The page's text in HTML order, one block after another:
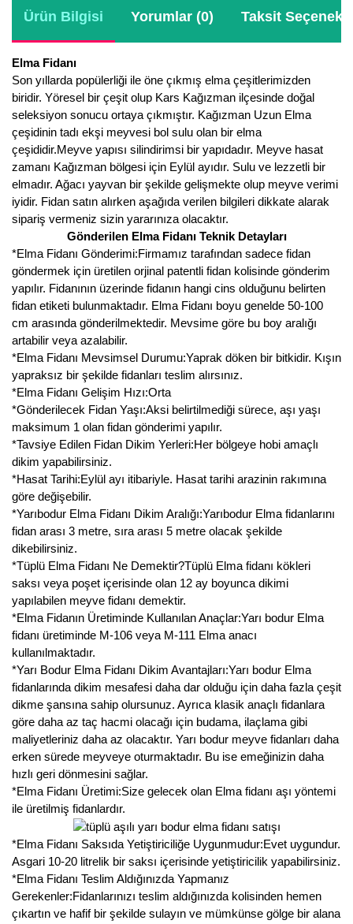
Ürün Bilgisi Yorumlar (0) Taksit
Elma Fidanı
Son yıllarda popülerliği ile öne çıkmış elma çeşitlerimizden
biridir. Yöresel bir çeşit olup Kars Kağızman ilçesinde doğal
seleksiyon sonucu ortaya çıkmıştır. Kağızman Uzun Elma
çeşidinin tadı ekşi meyvesi bol sulu olan bir elma
çeşididir.Meyve yapısı silindirimsi bir yapıdadır. Meyve hasat
zamanı Kağızman bölgesi için Eylül ayıdır. Sulu ve lezzetli bir
elmadır. Ağacı yayvan bir şekilde gelişmekte olup meyve verimi
iyidir. Fidan satın alırken aşağıda verilen bilgileri dikkate alarak
sipariş vermeniz sizin yararınıza olacaktır.
Gönderilen Elma Fidanı Teknik Detayları
*Elma Fidanı Gönderimi:Firmamız tarafından sadece fidan
göndermek için üretilen orjinal patentli fidan kolisinde gönderim
yapılır. Fidanının üzerinde fidanın hangi cins olduğunu belirten
fidan etiketi bulunmaktadır. Elma Fidanı boyu genelde 50-100
cm arasında gönderilmektedir. Mevsime göre bu boy aralığı
artabilir veya azalabilir.
*Elma Fidanı Mevsimsel Durumu:Yaprak döken bir bitkidir. Kışın
yapraksız bir şekilde fidanları teslim alırsınız.
*Elma Fidanı Gelişim Hızı:Orta
*Gönderilecek Fidan Yaşı:Aksi belirtilmediği sürece, aşı yaşı
maksimum 1 olan fidan gönderimi yapılır.
*Tavsiye Edilen Fidan Dikim Yerleri:Her bölgeye hobi amaçlı
dikim yapabilirsiniz.
*Hasat Tarihi:Eylül ayı itibariyle. Hasat tarihi arazinin rakımına
göre değişebilir.
*Yarıbodur Elma Fidanı Dikim Aralığı:Yarıbodur Elma fidanlarını
fidan arası 3 metre, sıra arası 5 metre olacak şekilde
dikebilirsiniz.
*Tüplü Elma Fidanı Ne Demektir?Tüplü Elma fidanı kökleri
saksı veya poşet içerisinde olan 12 ay boyunca dikimi
yapılabilen meyve fidanı demektir.
*Elma Fidanın Üretiminde Kullanılan Anaçlar:Yarı bodur Elma
fidanı üretiminde M-106 veya M-111 Elma anacı
kullanılmaktadır.
*Yarı Bodur Elma Fidanı Dikim Avantajları:Yarı bodur Elma
fidanlarında dikim mesafesi daha dar olduğu için daha fazla çeşit
dikme şansına sahip olursunuz. Ayrıca klasik anaçlı fidanlara
göre daha az taç hacmi olacağı için budama, ilaçlama gibi
maliyetleriniz daha az olacaktır. Yarı bodur meyve fidanları daha
erken sürede meyveye oturmaktadır. Bu ise emeğinizin daha
hızlı geri dönmesini sağlar.
*Elma Fidanı Üretimi:Size gelecek olan Elma fidanı aşı yöntemi
ile üretilmiş fidanlardır.
*Elma Fidanı Saksıda Yetiştiriciliğe Uygunmudur:Evet uygundur.
Asgari 10-20 litrelik bir saksı içerisinde yetiştiricilik yapabilirsiniz.
*Elma Fidanı Teslim Aldığınızda Yapmanız
Gerekenler:Fidanlarınızı teslim aldığınızda kolisinden hemen
çıkartın ve hafif bir şekilde sulayın ve mümkünse gölge bir alana